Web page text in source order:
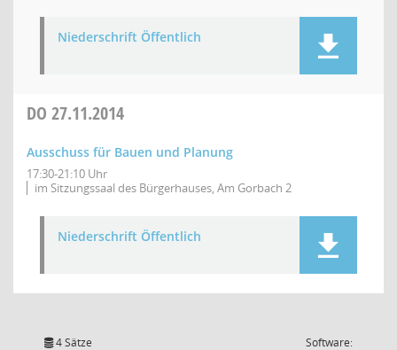
Niederschrift Öffentlich
DO 27.11.2014
Ausschuss für Bauen und Planung
17:30-21:10 Uhr
im Sitzungssaal des Bürgerhauses, Am Gorbach 2
Niederschrift Öffentlich
4 Sätze Software: